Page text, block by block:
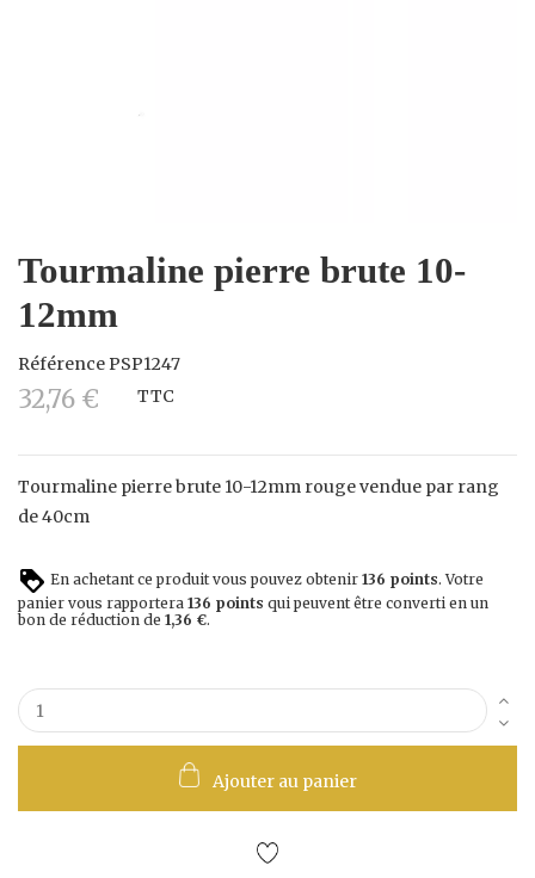
Tourmaline pierre brute 10-
12mm
RéférencePSP1247
32,76 € TTC
Tourmaline pierre brute 10-12mm rouge vendue par rang
de 40cm
En achetant ce produit vous pouvez obtenir 136 points. Votre
panier vous rapportera 136 points qui peuvent être converti en un
bon de réduction de 1,36 €.
Ajouter au panier